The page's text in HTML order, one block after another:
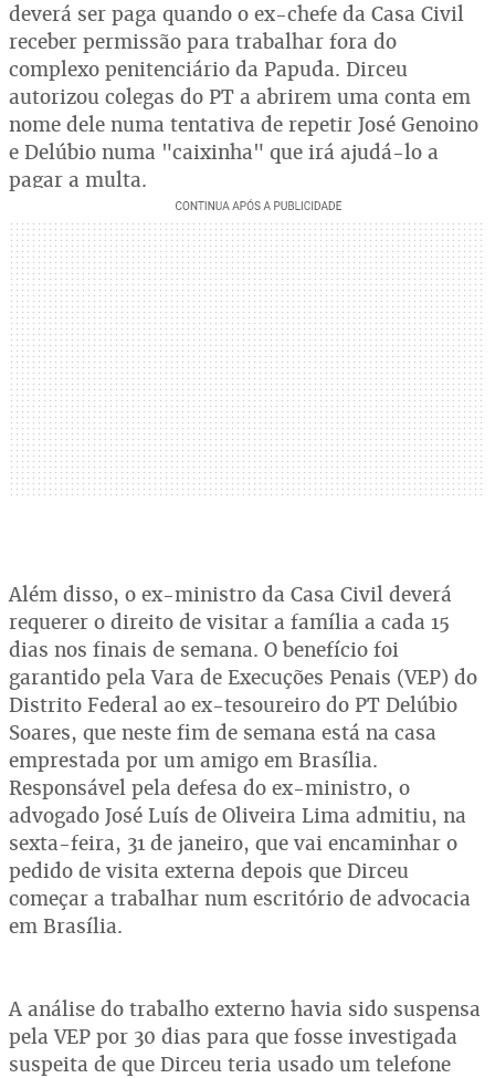
deverá ser paga quando o ex-chefe da Casa Civil
receber permissão para trabalhar fora do
complexo penitenciário da Papuda. Dirceu
autorizou colegas do PT a abrirem uma conta em
nome dele numa tentativa de repetir José Genoino
e Delúbio numa "caixinha" que irá ajudá-lo a
pagar a multa.
Além disso, o ex-ministro da Casa Civil deverá
requerer o direito de visitar a família a cada 15
dias nos finais de semana. O benefício foi
garantido pela Vara de Execuções Penais (VEP) do
Distrito Federal ao ex-tesoureiro do PT Delúbio
Soares, que neste fim de semana está na casa
emprestada por um amigo em Brasília.
Responsável pela defesa do ex-ministro, o
advogado José Luís de Oliveira Lima admitiu, na
sexta-feira, 31 de janeiro, que vai encaminhar o
pedido de visita externa depois que Dirceu
começar a trabalhar num escritório de advocacia
em Brasília.
A análise do trabalho externo havia sido suspensa
pela VEP por 30 dias para que fosse investigada
suspeita de que Dirceu teria usado um telefone